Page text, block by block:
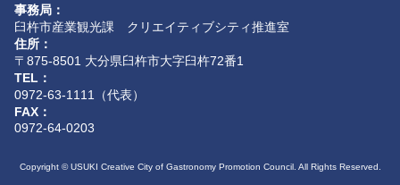
事務局：
臼杵市産業観光課 クリエイティブシティ推進室
住所：
〒875-8501 大分県臼杵市大字臼杵72番1
TEL：
0972-63-1111（代表）
FAX：
0972-64-0203
Copyright © USUKI Creative City of Gastronomy Promotion Council. All Rights Reserved.